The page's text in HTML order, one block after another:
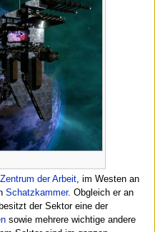
Zentrum der Arbeit, im Westen an
Schatzkammer. Obgleich er an
der Sektor eine der
sowie mehrere wichtige andere